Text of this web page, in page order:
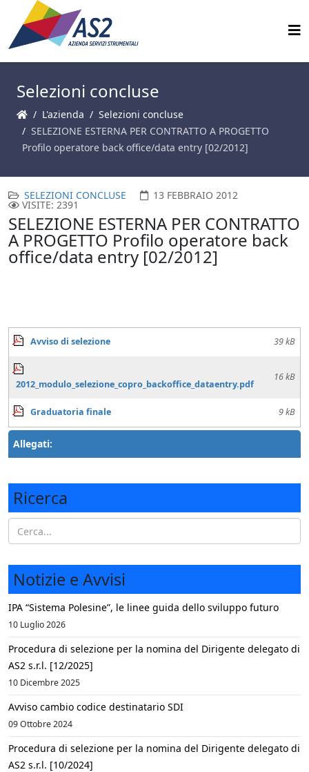
Selezioni concluse
L'azienda
Selezioni concluse
SELEZIONE ESTERNA PER CONTRATTO A PROGETTO
Profilo operatore back office/data entry [02/2012]
SELEZIONI CONCLUSE 13 FEBBRAIO 2012
VISITE: 2391
SELEZIONE ESTERNA PER CONTRATTO
A PROGETTO Profilo operatore back
office/data entry [02/2012]
Allegati:
Avviso di selezione 39 kB
2012_modulo_selezione_copro_backoffice_dataentry.pdf
16 kB
Graduatoria finale 9 kB
Ricerca
Notizie e Avvisi
IPA “Sistema Polesine”, le linee guida dello sviluppo futuro
10 Luglio 2026
Procedura di selezione per la nomina del Dirigente delegato di
AS2 s.r.l. [12/2025]
10 Dicembre 2025
Avviso cambio codice destinatario SDI
09 Ottobre 2024
Procedura di selezione per la nomina del Dirigente delegato di
AS2 s.r.l. [10/2024]